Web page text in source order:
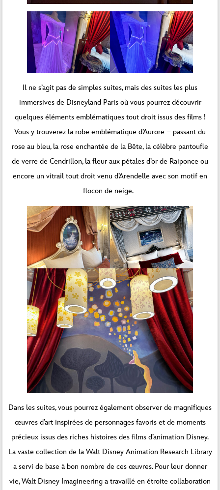
Il ne s’agit pas de simples suites, mais des suites les plus
immersives de Disneyland Paris où vous pourrez découvrir
quelques éléments emblématiques tout droit issus des films !
Vous y trouverez la robe emblématique d’Aurore – passant du
rose au bleu, la rose enchantée de la Bête, la célèbre pantoufle
de verre de Cendrillon, la fleur aux pétales d’or de Raiponce ou
encore un vitrail tout droit venu d’Arendelle avec son motif en
flocon de neige.
Dans les suites, vous pourrez également observer de magnifiques
œuvres d’art inspirées de personnages favoris et de moments
précieux issus des riches histoires des films d’animation Disney.
La vaste collection de la Walt Disney Animation Research Library
a servi de base à bon nombre de ces œuvres. Pour leur donner
vie, Walt Disney Imagineering a travaillé en étroite collaboration